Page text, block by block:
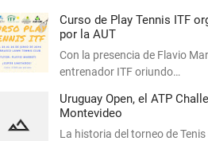
Curso de Play Tennis ITF
por la AUT
Con la presencia de Flavio
entrenador ITF oriundo…
Uruguay Open, el ATP
Montevideo
La historia del torneo de